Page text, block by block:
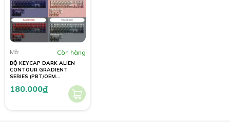
Mã: Còn hàng
BỘ KEYCAP DARK ALIEN
CONTOUR GRADIENT
SERIES (PBT/OEM
180.000đ